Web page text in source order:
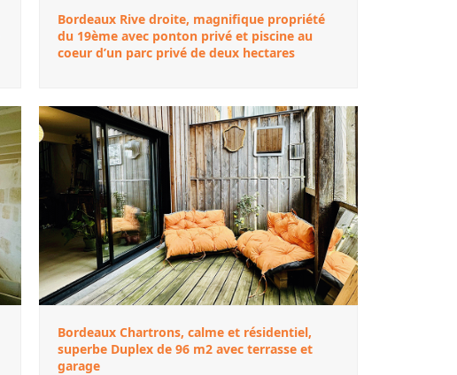
Bordeaux Rive droite, magnifique propriété
du 19ème avec ponton privé et piscine au
coeur d’un parc privé de deux hectares
Bordeaux Chartrons, calme et résidentiel,
superbe Duplex de 96 m2 avec terrasse et
garage